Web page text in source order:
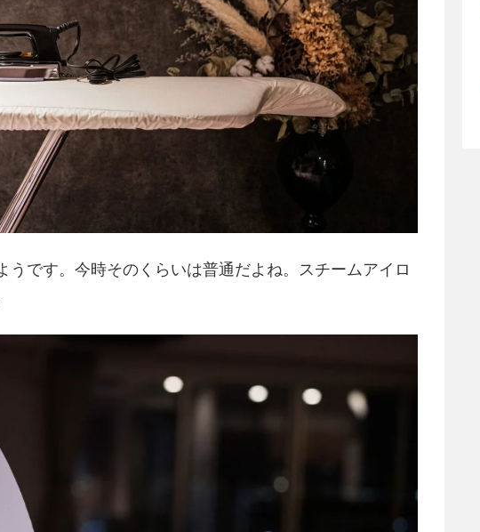
です。今時そのくらいは普通だよね。スチームアイロ